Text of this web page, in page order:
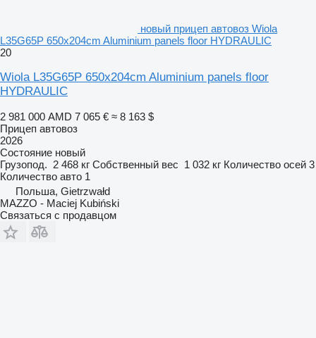
новый прицеп автовоз Wiola
L35G65P 650x204cm Aluminium panels floor HYDRAULIC
20
Wiola L35G65P 650x204cm Aluminium panels floor
HYDRAULIC
2 981 000 AMD 7 065 € ≈ 8 163 $
Прицеп автовоз
2026
Состояние новый
Грузопод. 2 468 кг Собственный вес 1 032 кг Количество осей 3
Количество авто 1
Польша, Gietrzwałd
MAZZO - Maciej Kubiński
Связаться с продавцом